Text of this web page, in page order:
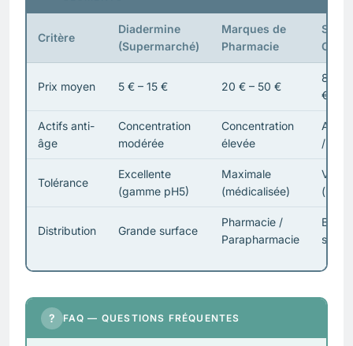
Critère
Diadermine
(Supermarché)
Marques de
Pharmacie
Soin
Prix moyen 5 € – 15 € 20 € – 50 €
80 €
€
Actifs anti-
âge
Concentration
modérée
Concentration
élevée
/
Tolérance
Excellente
(gamme pH5)
Maximale
(médicalisée)
Distribution Grande surface
Pharmacie /
Parapharmacie
? FAQ — QUESTIONS FRÉQUENTES